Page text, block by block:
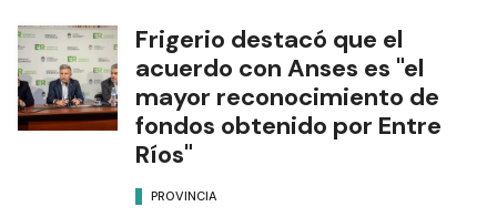
Frigerio destacó que el
acuerdo con Anses es "el
mayor reconocimiento de
fondos obtenido por Entre
Ríos"
PROVINCIA